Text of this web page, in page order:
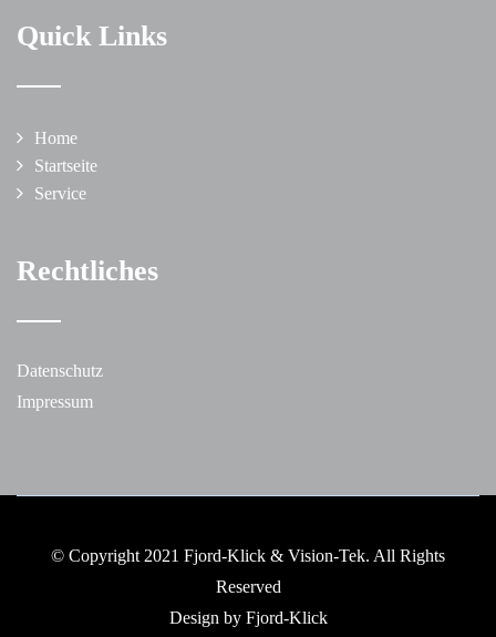
Quick Links
Home
Startseite
Service
Rechtliches
Datenschutz
Impressum
© Copyright 2021 Fjord-Klick & Vision-Tek. All Rights
Reserved
Design by Fjord-Klick